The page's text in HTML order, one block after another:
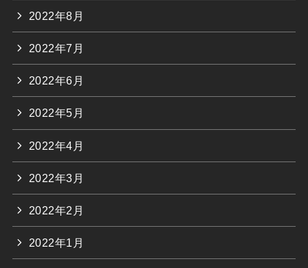
2022年8月
2022年7月
2022年6月
2022年5月
2022年4月
2022年3月
2022年2月
2022年1月